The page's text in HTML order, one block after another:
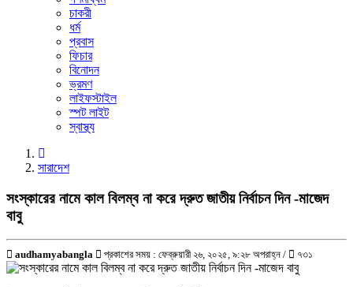
চাকরী
ধর্ম
প্রবাস
ফিচার
বিনোদন
ভ্রমণ
লাইফস্টাইল
স্পট লাইট
স্বাস্থ্য
সারাদেশ
সংস্কারের নামে কাল বিলম্ব না করে দ্রুত জাতীয় নির্বাচন দিন -মাজেদ
বাবু
audhamyabangla প্রকাশের সময় : ফেব্রুয়ারী ২৬, ২০২৫, ৯:২৮ অপরাহ্ন / ৭৩১